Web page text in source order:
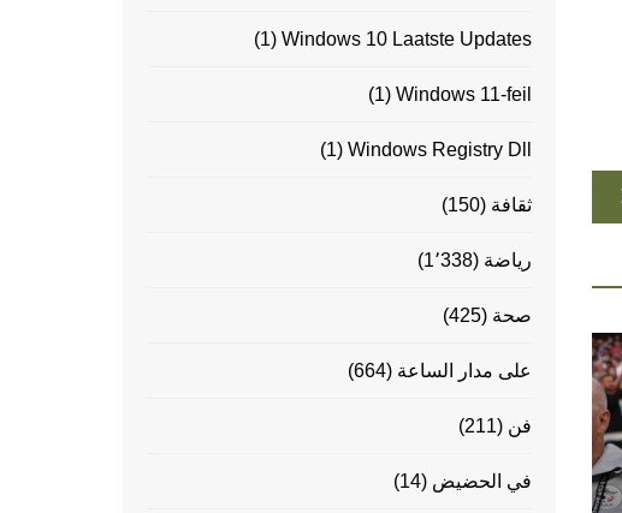
Windows 10 Laatste Updates
(1)
Windows 11-feil
(1)
Windows Registry Dll
(1)
ثقافة (150)
رياضة (1٬338)
صحة (425)
على مدار الساعة (664)
فن (211)
في الحضيض (14)